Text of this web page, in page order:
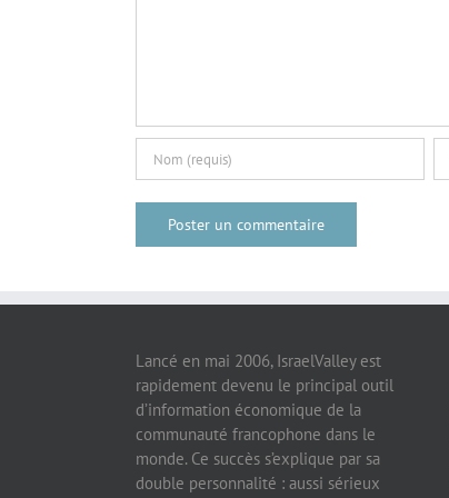
Lancé en mai 2006, IsraelValley est
rapidement devenu le principal outil
d’information économique de la
communauté francophone dans le
monde. Ce succès s’explique par sa
double personnalité : aussi sérieux